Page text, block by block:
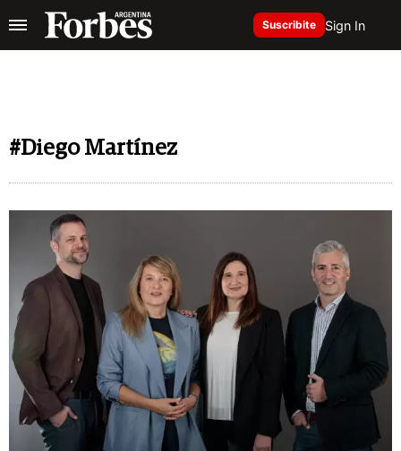
Suscribite Sign In
#Diego Martínez